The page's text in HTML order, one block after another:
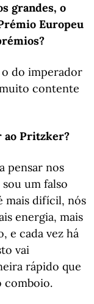
grandes, o
Europeu
o do imperador
contente
ao Pritzker?
pensar nos
um falso
mais difícil, nós
energia, mais
e cada vez há
vai
rápido que
comboio.